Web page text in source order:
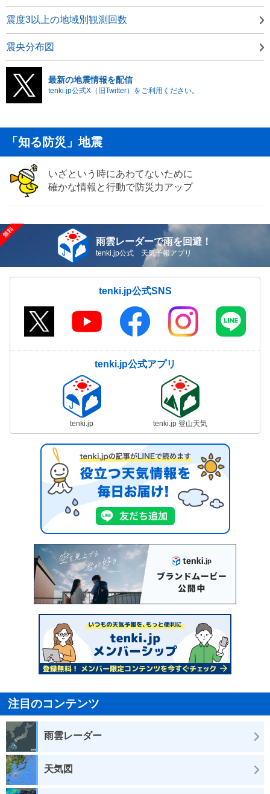
震度3以上の地域別観測回数
震央分布図
最新の地震情報を配信
tenki.jp公式X（旧Twitter）をご利用ください。
「知る防災」地震
いざという時にあわてないために
確かな情報と行動で防災力アップ
雨雲レーダーで雨を回避！
tenki.jp公式 天気予報アプリ
tenki.jp公式SNS
tenki.jp公式アプリ
tenki.jp tenki.jp 登山天気
注目のコンテンツ
雨雲レーダー
天気図